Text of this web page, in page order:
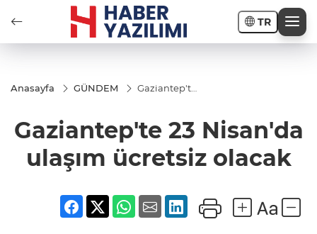
TR
Anasayfa GÜNDEM
Gaziantep'te
ücretsiz
olacak
Gaziantep'te 23 Nisan'da
ulaşım ücretsiz olacak